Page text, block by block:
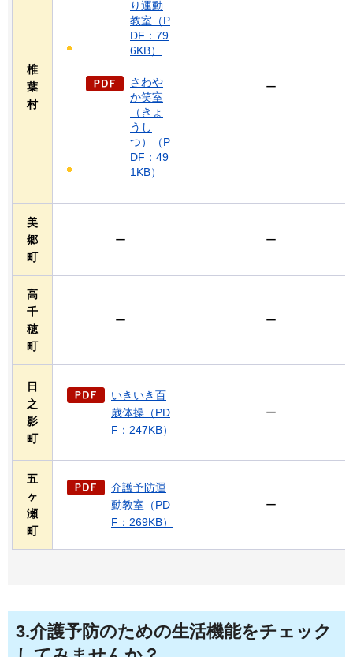
椎
葉
村
り運動
教室（P
DF：79
6KB）
さわや
か笑室
（きょ
うし
つ）（P
DF：49
1KB）
ー
美
郷
町
ー ー
高
千
穂
町
ー ー
日
之
影
町
いきいき百
歳体操（PD
F：247KB）
ー
五
ヶ
瀬
町
介護予防運
動教室（PD
F：269KB）
ー
3.介護予防のための生活機能をチェック